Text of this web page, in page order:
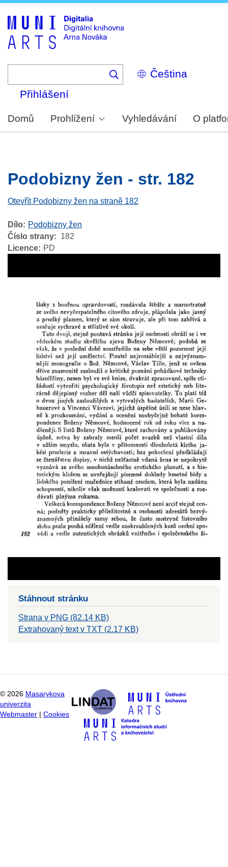
Select
your
Přihlášení
Domů Prohlížení Vyhledávání O
Podobizny žen - str. 182
Otevřít Podobizny žen na straně 182
Dílo
Podobizny žen
Číslo strany
182
Licence
PD
Stáhnout stránku
Strana v PNG (82.14 KB)
Extrahovaný text v TXT (2.17 KB)
© 2026 Masarykova
univerzita
Webmaster
Cookies